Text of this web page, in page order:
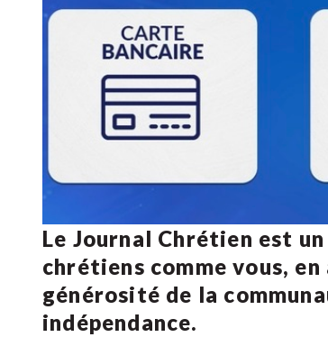
Le Journal Chrétien est
chrétiens comme vous,
générosité de la
indépendance.